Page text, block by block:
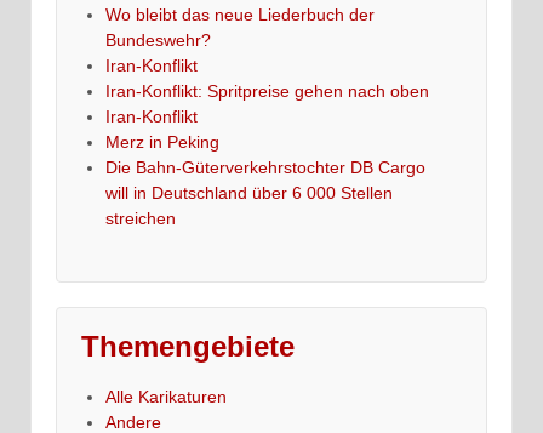
Wo bleibt das neue Liederbuch der
Bundeswehr?
Iran-Konflikt
Iran-Konflikt: Spritpreise gehen nach oben
Iran-Konflikt
Merz in Peking
Die Bahn-Güterverkehrstochter DB Cargo
will in Deutschland über 6 000 Stellen
streichen
Themengebiete
Alle Karikaturen
Andere